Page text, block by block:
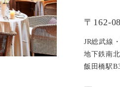
〒162-
JR総武線
地下鉄南
飯田橋駅